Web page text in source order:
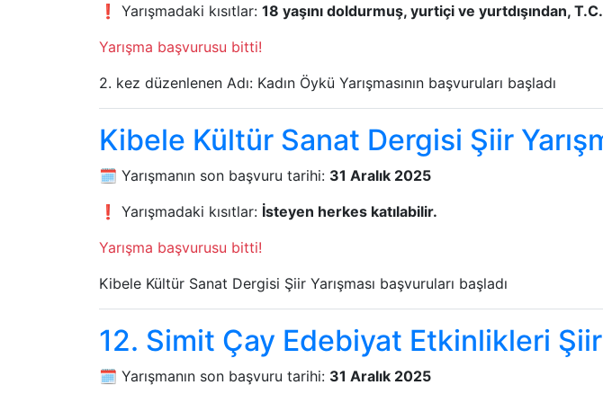
❗ Yarışmadaki kısıtlar: 18 yaşını doldurmuş, yurtiçi ve yurtdışından,
Yarışma başvurusu bitti!
2. kez düzenlenen Adı: Kadın Öykü Yarışmasının başvuruları başladı
Kibele Kültür Sanat Dergisi Şiir
🗓️ Yarışmanın son başvuru tarihi: 31 Aralık 2025
❗ Yarışmadaki kısıtlar: İsteyen herkes katılabilir.
Yarışma başvurusu bitti!
Kibele Kültür Sanat Dergisi Şiir Yarışması başvuruları başladı
12. Simit Çay Edebiyat Etkinlikleri Şiir
🗓️ Yarışmanın son başvuru tarihi: 31 Aralık 2025